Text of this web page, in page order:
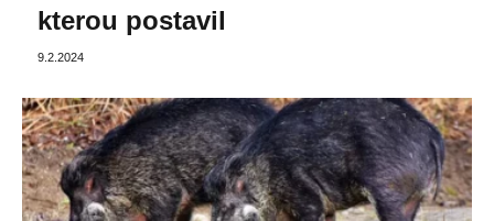
kterou postavil
9.2.2024